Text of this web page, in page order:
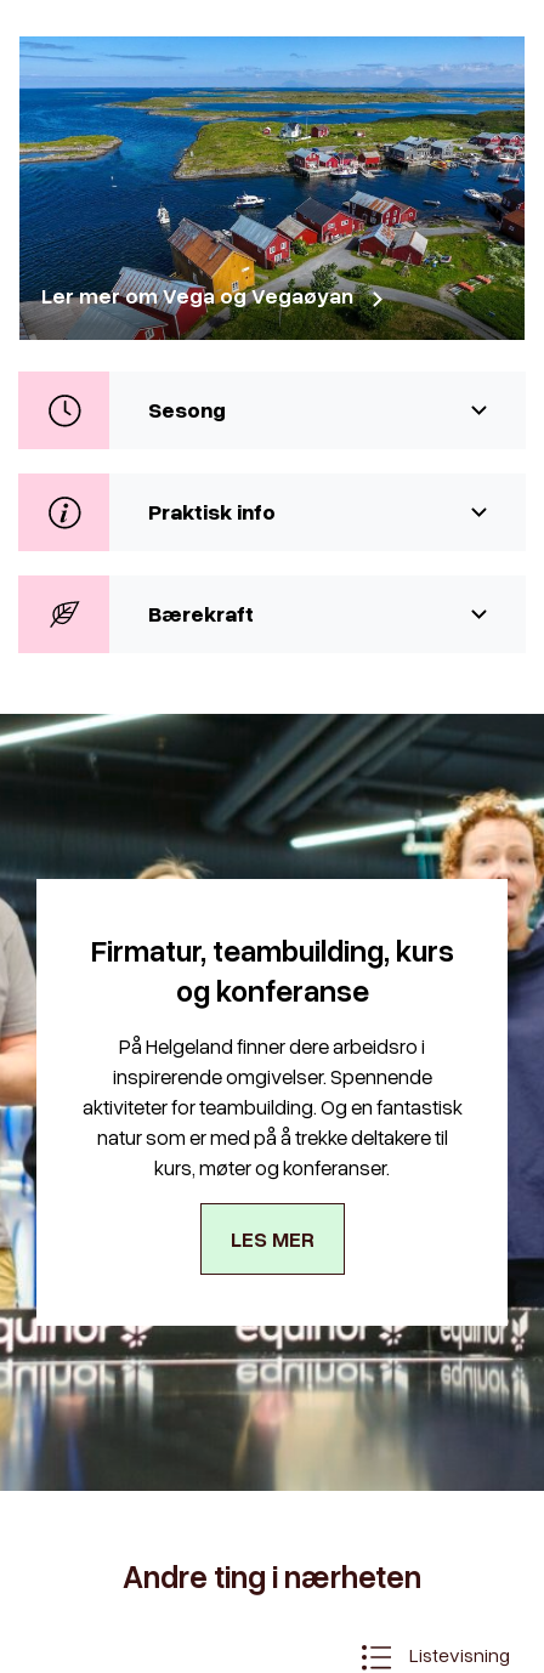
Ler mer om Vega og Vegaøyan
Sesong
Praktisk info
Bærekraft
Firmatur, teambuilding, kurs
og konferanse
På Helgeland finner dere arbeidsro i
inspirerende omgivelser. Spennende
aktiviteter for teambuilding. Og en fantastisk
natur som er med på å trekke deltakere til
kurs, møter og konferanser.
LES MER
Andre ting i nærheten
Listevisning